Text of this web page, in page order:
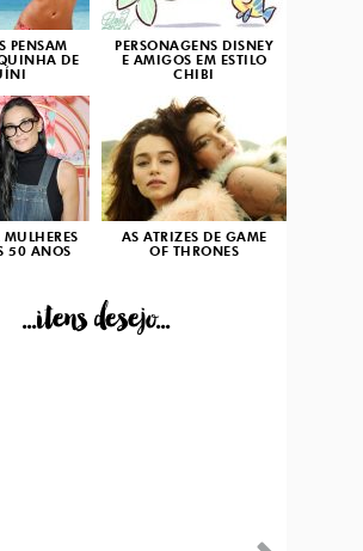
PENSAM
DE
PERSONAGENS DISNEY
E AMIGOS EM ESTILO
CHIBI
50 ANOS
AS ATRIZES DE GAME
OF THRONES
...itens desejo...